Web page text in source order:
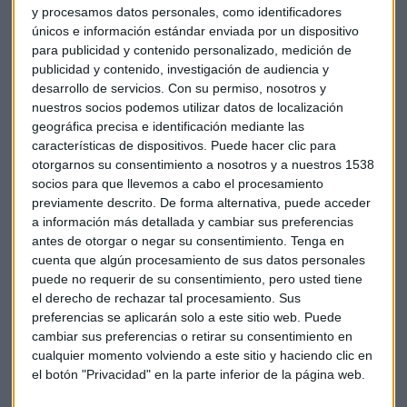
y procesamos datos personales, como identificadores
únicos e información estándar enviada por un dispositivo
para publicidad y contenido personalizado, medición de
publicidad y contenido, investigación de audiencia y
desarrollo de servicios. Con su permiso, nosotros y
nuestros socios podemos utilizar datos de localización
geográfica precisa e identificación mediante las
características de dispositivos. Puede hacer clic para
otorgarnos su consentimiento a nosotros y a nuestros 1538
socios para que llevemos a cabo el procesamiento
previamente descrito. De forma alternativa, puede acceder
a información más detallada y cambiar sus preferencias
antes de otorgar o negar su consentimiento. Tenga en
cuenta que algún procesamiento de sus datos personales
puede no requerir de su consentimiento, pero usted tiene
el derecho de rechazar tal procesamiento. Sus
preferencias se aplicarán solo a este sitio web. Puede
cambiar sus preferencias o retirar su consentimiento en
cualquier momento volviendo a este sitio y haciendo clic en
el botón "Privacidad" en la parte inferior de la página web.
Luis Doradoseguirá al frente de Asesores como socio y
director de operaciones, junto aCarlos Hergueta, socio
director de desarrollo de negocio, eIván Bermejo,
director de marketing y proyectos. La compañía trabajará
en coordinación con la dirección de Good Rebels, liderada
porFernando Polocomo CEO del grupo quien señala que
durante años, las áreas de comunicación y marketing han
trabajado con métricas distintas, equipos distintos y hasta
con cierta desconfianza mutua. Pero el cliente al que
servimos no vive en silos: quiere que su reputación impulse
sus ventas y que sus resultados comerciales refuercen su
reputación. Integrar Asesores nos permite construir esa
conexión, no como eslogan sino como modelo operativo
aportando una extensa experiencia en la construcción de
relaciones, criterio editorial y conocimiento profundo del
tejido empresarial”.
Asesores
este acuerdo